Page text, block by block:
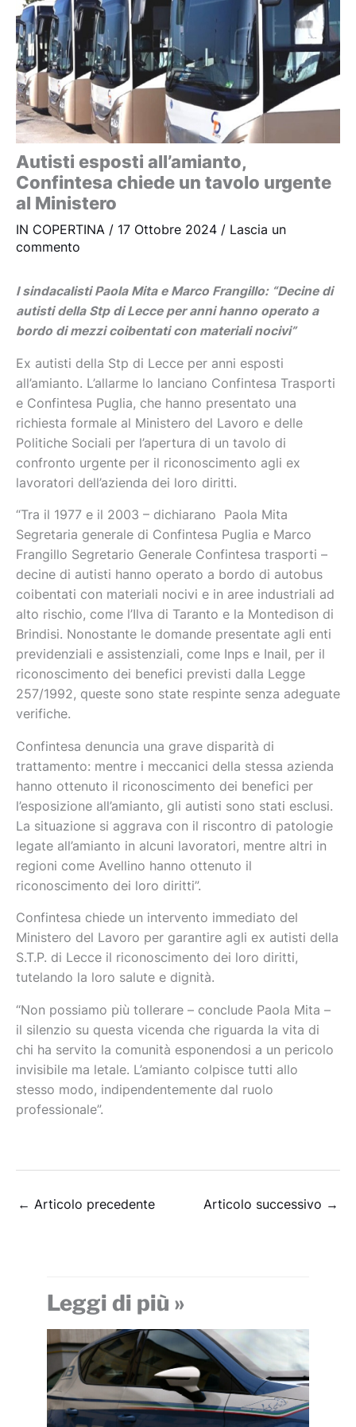
Autisti esposti all’amianto,
Confintesa chiede un tavolo urgente
al Ministero
IN COPERTINA / 17 Ottobre 2024 / Lascia un
commento
I sindacalisti Paola Mita e Marco Frangillo: “Decine di
autisti della Stp di Lecce per anni hanno operato a
bordo di mezzi coibentati con materiali nocivi”
Ex autisti della Stp di Lecce per anni esposti
all’amianto. L’allarme lo lanciano Confintesa Trasporti
e Confintesa Puglia, che hanno presentato una
richiesta formale al Ministero del Lavoro e delle
Politiche Sociali per l’apertura di un tavolo di
confronto urgente per il riconoscimento agli ex
lavoratori dell’azienda dei loro diritti.
“Tra il 1977 e il 2003 – dichiarano Paola Mita
Segretaria generale di Confintesa Puglia e Marco
Frangillo Segretario Generale Confintesa trasporti –
decine di autisti hanno operato a bordo di autobus
coibentati con materiali nocivi e in aree industriali ad
alto rischio, come l’Ilva di Taranto e la Montedison di
Brindisi. Nonostante le domande presentate agli enti
previdenziali e assistenziali, come Inps e Inail, per il
riconoscimento dei benefici previsti dalla Legge
257/1992, queste sono state respinte senza adeguate
verifiche.
Confintesa denuncia una grave disparità di
trattamento: mentre i meccanici della stessa azienda
hanno ottenuto il riconoscimento dei benefici per
l’esposizione all’amianto, gli autisti sono stati esclusi.
La situazione si aggrava con il riscontro di patologie
legate all’amianto in alcuni lavoratori, mentre altri in
regioni come Avellino hanno ottenuto il
riconoscimento dei loro diritti”.
Confintesa chiede un intervento immediato del
Ministero del Lavoro per garantire agli ex autisti della
S.T.P. di Lecce il riconoscimento dei loro diritti,
tutelando la loro salute e dignità.
“Non possiamo più tollerare – conclude Paola Mita –
il silenzio su questa vicenda che riguarda la vita di
chi ha servito la comunità esponendosi a un pericolo
invisibile ma letale. L’amianto colpisce tutti allo
stesso modo, indipendentemente dal ruolo
professionale”.
← Articolo precedente Articolo successivo →
Leggi di più »